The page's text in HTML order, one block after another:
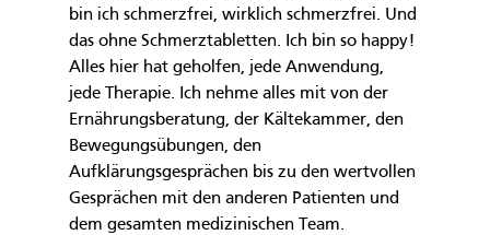
bin ich schmerzfrei, wirklich schmerzfrei. Und
das ohne Schmerztabletten. Ich bin so happy!
Alles hier hat geholfen, jede Anwendung,
jede Therapie. Ich nehme alles mit von der
Ernährungsberatung, der Kältekammer, den
Bewegungsübungen, den
Aufklärungsgesprächen bis zu den wertvollen
Gesprächen mit den anderen Patienten und
dem gesamten medizinischen Team.